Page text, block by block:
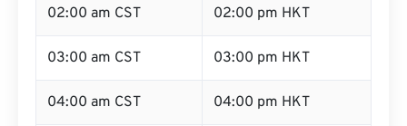
02:00 am CST 02:00 pm HKT
03:00 am CST 03:00 pm HKT
04:00 am CST 04:00 pm HKT